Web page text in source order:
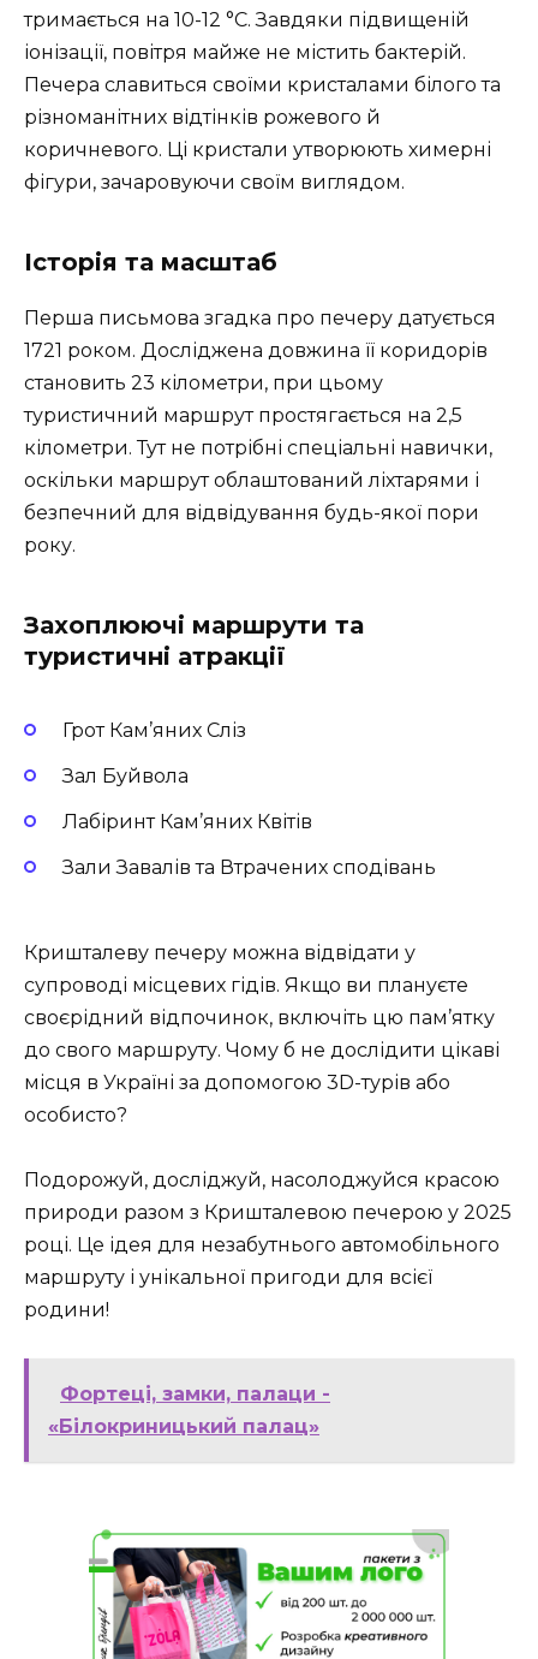
тримається на 10-12 °C. Завдяки підвищеній
іонізації, повітря майже не містить бактерій.
Печера славиться своїми кристалами білого та
різноманітних відтінків рожевого й
коричневого. Ці кристали утворюють химерні
фігури, зачаровуючи своїм виглядом.
Історія та масштаб
Перша письмова згадка про печеру датується
1721 роком. Досліджена довжина її коридорів
становить 23 кілометри, при цьому
туристичний маршрут простягається на 2,5
кілометри. Тут не потрібні спеціальні навички,
оскільки маршрут облаштований ліхтарями і
безпечний для відвідування будь-якої пори
року.
Захоплюючі маршрути та
туристичні атракції
Грот Кам’яних Сліз
Зал Буйвола
Лабіринт Кам’яних Квітів
Зали Завалів та Втрачених сподівань
Кришталеву печеру можна відвідати у
супроводі місцевих гідів. Якщо ви плануєте
своєрідний відпочинок, включіть цю пам’ятку
до свого маршруту. Чому б не дослідити цікаві
місця в Україні за допомогою 3D-турів або
особисто?
Подорожуй, досліджуй, насолоджуйся красою
природи разом з Кришталевою печерою у 2025
році. Це ідея для незабутнього автомобільного
маршруту і унікальної пригоди для всієї
родини!
Фортеці, замки, палаци -
«Білокриницький палац»